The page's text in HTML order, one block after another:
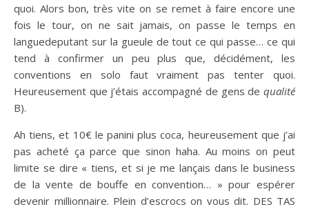
quoi. Alors bon, très vite on se remet à faire encore une
fois le tour, on ne sait jamais, on passe le temps en
languedeputant sur la gueule de tout ce qui passe… ce qui
tend à confirmer un peu plus que, décidément, les
conventions en solo faut vraiment pas tenter quoi.
Heureusement que j’étais accompagné de gens de qualité
B).
Ah tiens, et 10€ le panini plus coca, heureusement que j’ai
pas acheté ça parce que sinon haha. Au moins on peut
limite se dire « tiens, et si je me lançais dans le business
de la vente de bouffe en convention… » pour espérer
devenir millionnaire. Plein d’escrocs on vous dit. DES TAS